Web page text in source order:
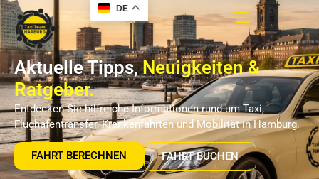
DE
Aktuelle Tipps,Neuigkeiten &
Ratgeber.
Entdecken Sie hilfreiche Informationen rund um Taxi,
Flughafentransfer, Krankenfahrten und Mobilität in Hamburg.
FAHRT BERECHNEN FAHRT BUCHEN